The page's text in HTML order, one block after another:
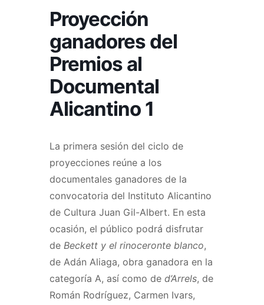
Proyección
ganadores del
Premios al
Documental
Alicantino 1
La primera sesión del ciclo de
proyecciones reúne a los
documentales ganadores de la
convocatoria del Instituto Alicantino
de Cultura Juan Gil-Albert. En esta
ocasión, el público podrá disfrutar
de Beckett y el rinoceronte blanco,
de Adán Aliaga, obra ganadora en la
categoría A, así como de d’Arrels, de
Román Rodríguez, Carmen Ivars,